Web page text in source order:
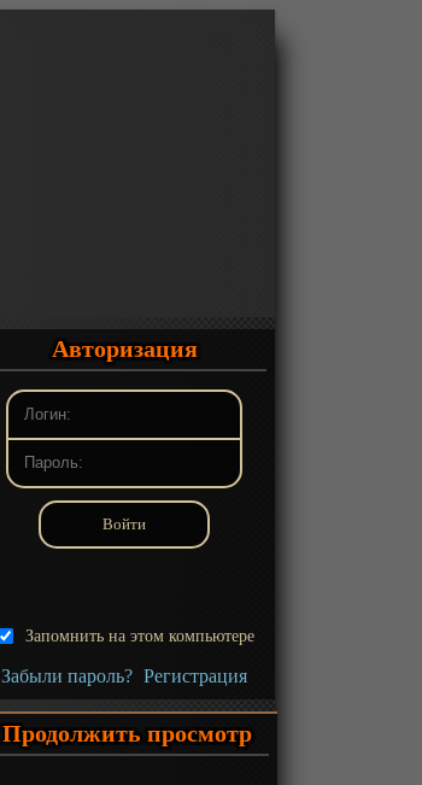
Авторизация
Запомнить на этом компьютере
Забыли пароль? Регистрация
Продолжить просмотр